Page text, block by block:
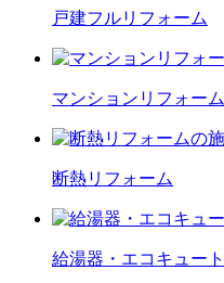
戸建フルリフォーム
マンション リフォーム
断熱リフォーム
給湯器・エコキュート